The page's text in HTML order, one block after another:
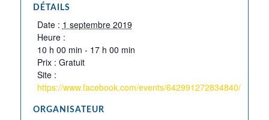
DÉTAILS
Date : 1 septembre 2019
Heure :
10 h 00 min - 17 h 00 min
Prix : Gratuit
Site :
https://www.facebook.com/events/642991272834840/
ORGANISATEUR